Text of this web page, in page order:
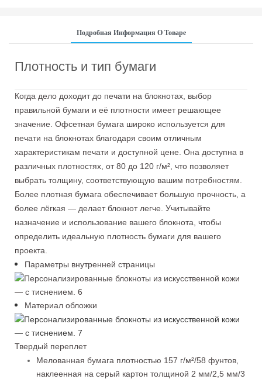
Подробная Информация О Товаре
Плотность и тип бумаги
Когда дело доходит до печати на блокнотах, выбор
правильной бумаги и её плотности имеет решающее
значение. Офсетная бумага широко используется для
печати на блокнотах благодаря своим отличным
характеристикам печати и доступной цене. Она доступна в
различных плотностях, от 80 до 120 г/м², что позволяет
выбрать толщину, соответствующую вашим потребностям.
Более плотная бумага обеспечивает большую прочность, а
более лёгкая — делает блокнот легче. Учитывайте
назначение и использование вашего блокнота, чтобы
определить идеальную плотность бумаги для вашего
проекта.
Параметры внутренней страницы
Материал обложки
Твердый переплет
Мелованная бумага плотностью 157 г/м²/58 фунтов,
наклеенная на серый картон толщиной 2 мм/2,5 мм/3